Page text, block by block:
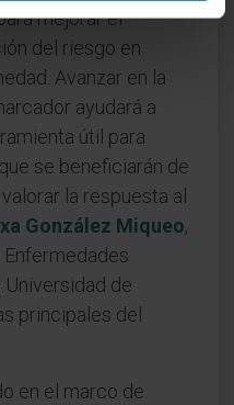
mejorar el
del riesgo en
Avanzar en la
ayudará a
útil para
se beneficiarán de
la respuesta al
González Miqueo,
de
principales del
en el marco de